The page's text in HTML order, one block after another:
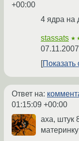
+00:00
4 ядра на
stassats
Показать
Ответ на:
01:15:09 +00:00
аха, штук